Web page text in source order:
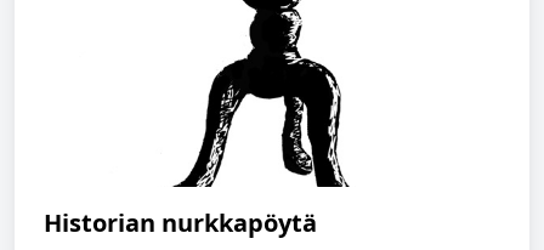
Historian nurkkapöytä